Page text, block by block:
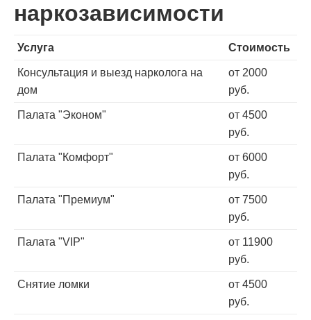
наркозависимости
Услуга Стоимость
Консультация и выезд нарколога на
дом
от 2000
руб.
Палата "Эконом"
от 4500
руб.
Палата "Комфорт"
от 6000
руб.
Палата "Премиум"
от 7500
руб.
Палата "VIP"
от 11900
руб.
Снятие ломки
от 4500
руб.